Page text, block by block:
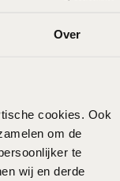
Over
cookies. Ook
om de
te
wij en derde